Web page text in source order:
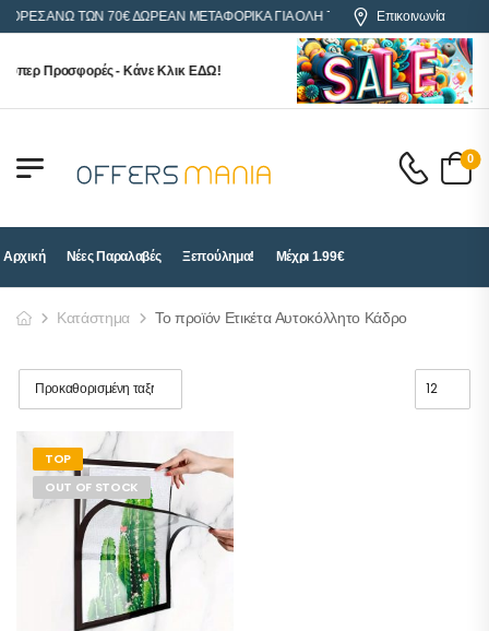
ΑΝΩ ΤΩΝ 70€ ΔΩΡΕΑΝ ΜΕΤΑΦΟΡΙΚΑ ΓΙΑ ΟΛΗ ΤΗΝ ΕΛΛΑΔΑΕπικοινωνία
Προσφορές - Κάνε Κλικ ΕΔΩ!
0
Αρχική Νέες Παραλαβές Ξεπούλημα! Μέχρι 1.99€
Κατάστημα Το προϊόν Ετικέτα Αυτοκόλλητο Κάδρο
TOP
OUT OF STOCK